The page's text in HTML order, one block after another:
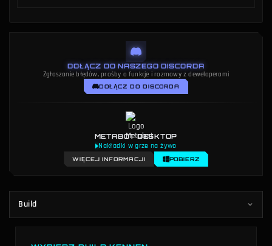
DOŁĄCZ DO NASZEGO DISCORDA
Zgłaszanie błędów, prośby o funkcje i rozmowy z deweloperami
DOŁĄCZ DO DISCORDA
METABOT DESKTOP
Nakładki w grze na żywo
WIĘCEJ INFORMACJI POBIERZ
Build